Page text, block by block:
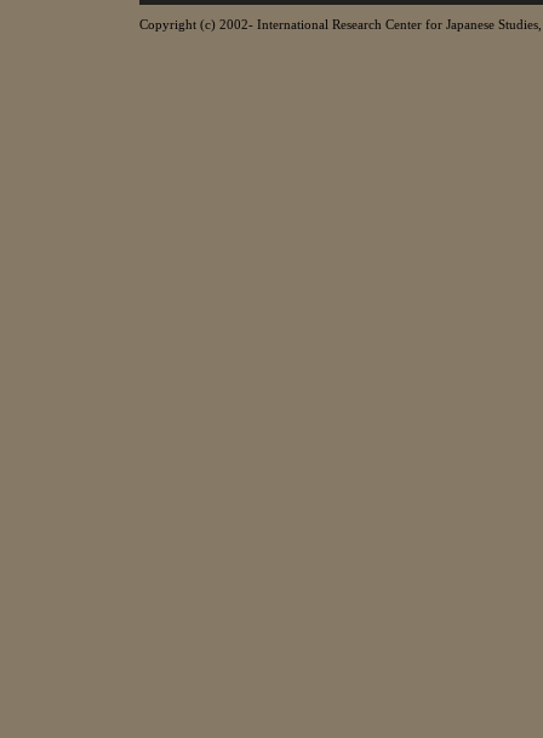
Copyright (c) 2002- International Research Center for Japanese